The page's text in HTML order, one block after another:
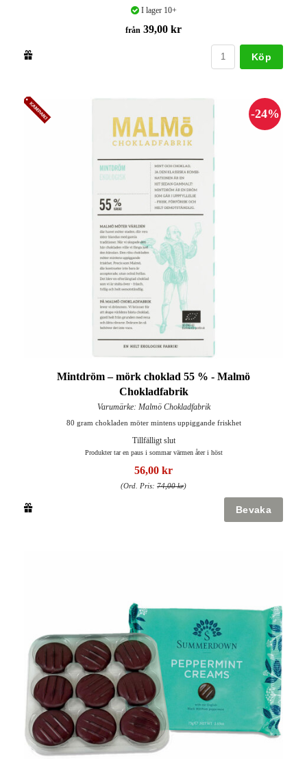
I lager 10+
från 39,00 kr
Köp
Mintdröm – mörk choklad 55 % - Malmö
Chokladfabrik
Varumärke: Malmö Chokladfabrik
80 gram chokladen möter mintens uppiggande friskhet
Tillfälligt slut
Produkter tar en paus i sommar värmen åter i höst
56,00 kr
(Ord. Pris: 74,00 kr)